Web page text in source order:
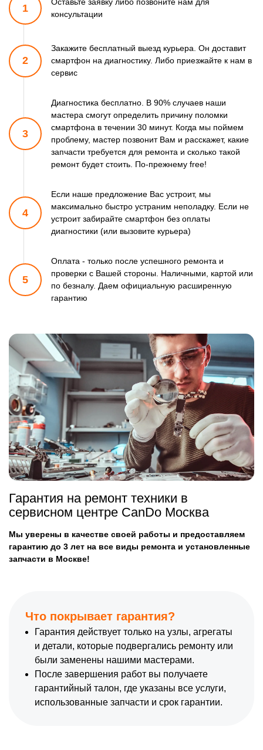
Ремонт микросхемы NFC
1100 р
Ремонт микросхемы
управления
1100 р
Замена камеры
550 р
Заказать
1
Оставьте заявку либо позвоните нам для
консультации
2
Закажите бесплатный выезд курьера. Он доставит
смартфон на диагностику. Либо приезжайте к нам в
сервис
3
Диагностика бесплатно. В 90% случаев наши
мастера смогутопределить причину поломки
смартфона в течении 30 минут. Когда мы поймем
проблему, мастер позвонит Вам и расскажет, какие
запчасти требуется для ремонта и сколько такой
ремонтбудет стоить. По-прежнему free!
4
Если наше предложение Вас устроит, мы
максимально быстро устраним неполадку. Если не
устроит забирайте смартфон без оплаты
диагностики (или вызовите курьера)
5
Оплата - только после успешного ремонта и
проверки с Вашей стороны. Наличными, картой или
по безналу. Даем официальную расширенную
гарантию
Гарантия на ремонт техники в
сервисном центре CanDo Москва
Мы уверены в качестве своей работы и предоставляем
гарантию до 3 лет на все виды ремонта и установленные
запчасти в Москве!
Что покрывает гарантия?
Гарантия действует только на узлы, агрегаты
и детали, которые подвергались ремонту или
были заменены нашими мастерами.
После завершения работ вы получаете
гарантийный талон, где указаны все услуги,
использованные запчасти и срок гарантии.